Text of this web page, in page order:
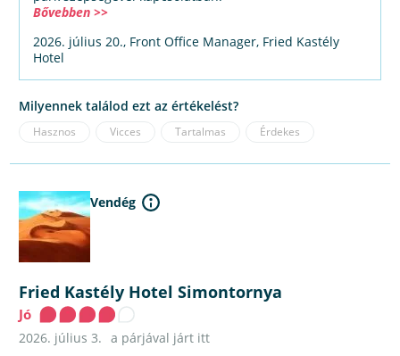
Bővebben >>
2026. július 20., Front Office Manager, Fried Kastély
Hotel
Milyennek találod ezt az értékelést?
Hasznos Vicces Tartalmas Érdekes
Vendég
Fried Kastély Hotel Simontornya
Jó
2026. július 3. a párjával járt itt